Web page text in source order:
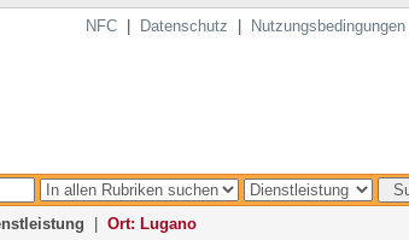
NFC| Datenschutz Nutzungsbedingungen
Ort: Lugano